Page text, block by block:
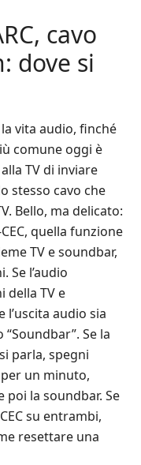
cavo
dove si
vita audio, finché
comune oggi è
TV di inviare
stesso cavo che
Bello, ma delicato:
quella funzione
TV e soundbar,
Se l’audio
della TV e
l’uscita audio sia
Se la
parla, spegni
un minuto,
poi la soundbar. Se
su entrambi,
resettare una